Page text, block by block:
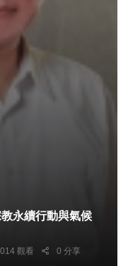
永續行動與氣候
觀看 0 分享